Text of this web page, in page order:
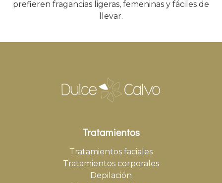
prefieren fragancias ligeras, femeninas y fáciles de
llevar.
Tratamientos
Tratamientos faciales
Tratamientos corporales
Depilación